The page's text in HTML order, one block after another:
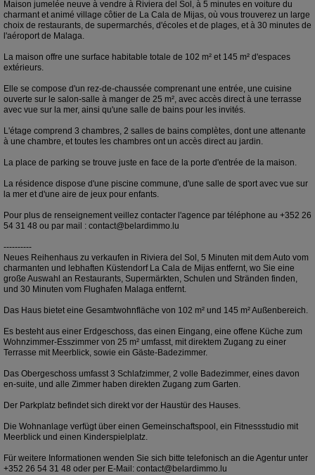
Maison jumelée neuve à vendre à Riviera del Sol, à 5 minutes en voiture du
charmant et animé village côtier de La Cala de Mijas, où vous trouverez un large
choix de restaurants, de supermarchés, d'écoles et de plages, et à 30 minutes de
l'aéroport de Malaga.
La maison offre une surface habitable totale de 102 m² et 145 m² d'espaces
extérieurs.
Elle se compose d'un rez-de-chaussée comprenant une entrée, une cuisine
ouverte sur le salon-salle à manger de 25 m², avec accès direct à une terrasse
avec vue sur la mer, ainsi qu'une salle de bains pour les invités.
L'étage comprend 3 chambres, 2 salles de bains complètes, dont une attenante
à une chambre, et toutes les chambres ont un accès direct au jardin.
La place de parking se trouve juste en face de la porte d'entrée de la maison.
La résidence dispose d'une piscine commune, d'une salle de sport avec vue sur
la mer et d'une aire de jeux pour enfants.
Pour plus de renseignement veillez contacter l'agence par téléphone au +352 26
54 31 48 ou par mail : contact@belardimmo.lu
----------
Neues Reihenhaus zu verkaufen in Riviera del Sol, 5 Minuten mit dem Auto vom
charmanten und lebhaften Küstendorf La Cala de Mijas entfernt, wo Sie eine
große Auswahl an Restaurants, Supermärkten, Schulen und Stränden finden,
und 30 Minuten vom Flughafen Malaga entfernt.
Das Haus bietet eine Gesamtwohnfläche von 102 m² und 145 m² Außenbereich.
Es besteht aus einer Erdgeschoss, das einen Eingang, eine offene Küche zum
Wohnzimmer-Esszimmer von 25 m² umfasst, mit direktem Zugang zu einer
Terrasse mit Meerblick, sowie ein Gäste-Badezimmer.
Das Obergeschoss umfasst 3 Schlafzimmer, 2 volle Badezimmer, eines davon
en-suite, und alle Zimmer haben direkten Zugang zum Garten.
Der Parkplatz befindet sich direkt vor der Haustür des Hauses.
Die Wohnanlage verfügt über einen Gemeinschaftspool, ein Fitnessstudio mit
Meerblick und einen Kinderspielplatz.
Für weitere Informationen wenden Sie sich bitte telefonisch an die Agentur unter
+352 26 54 31 48 oder per E-Mail: contact@belardimmo.lu